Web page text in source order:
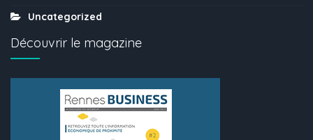
Uncategorized
Découvrir le magazine